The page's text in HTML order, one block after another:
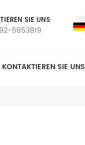
SIE UNS
5853819
KONTAKTIEREN SIE UNS